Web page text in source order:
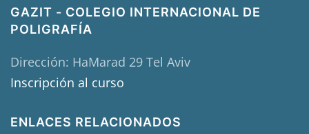
GAZIT - COLEGIO INTERNACIONAL DE
POLIGRAFÍA
Dirección: HaMarad 29 Tel Aviv
Inscripción al curso
ENLACES RELACIONADOS